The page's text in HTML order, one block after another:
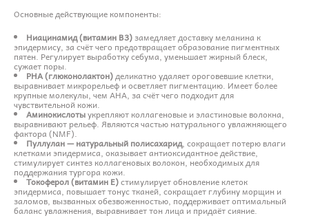
Основные действующие компоненты:
Ниацинамид (витамин B3)замедляет доставку меланина к
эпидермису, за счёт чего предотвращает образование пигментных
пятен. Регулирует выработку себума, уменьшает жирный блеск,
сужает поры.
PHA (глюконолактон)деликатно удаляет ороговевшие клетки,
выравнивает микрорельеф и осветляет пигментацию. Имеет более
крупные молекулы, чем AHA, за счёт чего подходит для
чувствительной кожи.
Аминокислотыукрепляют коллагеновые и эластиновые волокна,
выравнивают рельеф. Являются частью натурального увлажняющего
фактора (NMF).
Пуллулан — натуральный полисахарид, сокращает потерю влаги
клетками эпидермиса, оказывает антиоксидантное действие,
стимулирует синтез коллагеновых волокон, необходимых для
поддержания тургора кожи.
Токоферол (витамин Е)стимулирует обновление клеток
эпидермиса, повышает тонус тканей, сокращает глубину морщин и
заломов, вызванных обезвоженностью, поддерживает оптимальный
баланс увлажнения, выравнивает тон лица и придаёт сияние.